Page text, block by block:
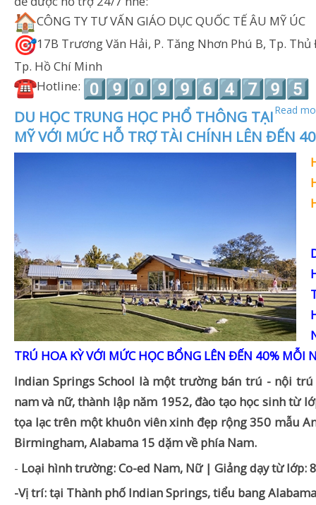
CÔNG TY TƯ VẤN GIÁO DỤC QUỐC TẾ ÂU MỸ ÚC
17B Trương Văn Hải, P. Tăng Nhơn Phú B, Tp. Thủ
Tp. Hồ Chí Minh
Hotline:
Read
DU HỌC TRUNG HỌC PHỔ THÔNG TẠI
MỸ VỚI MỨC HỖ TRỢ TÀI CHÍNH LÊN ĐẾN
TRÚ HOA KỲ VỚI MỨC HỌC BỔNG LÊN ĐẾN 40% MỖI
Indian Springs School là một trường bán trú - nội trú
nam và nữ, thành lập năm 1952, đào tạo học sinh từ
tọa lạc trên một khuôn viên xinh đẹp rộng 350 mẫu
Birmingham, Alabama 15 dặm về phía Nam.
- Loại hình trường: Co-ed Nam, Nữ | Giảng dạy từ lớp:
-Vị trí: tại Thành phố Indian Springs, tiểu bang Alabama